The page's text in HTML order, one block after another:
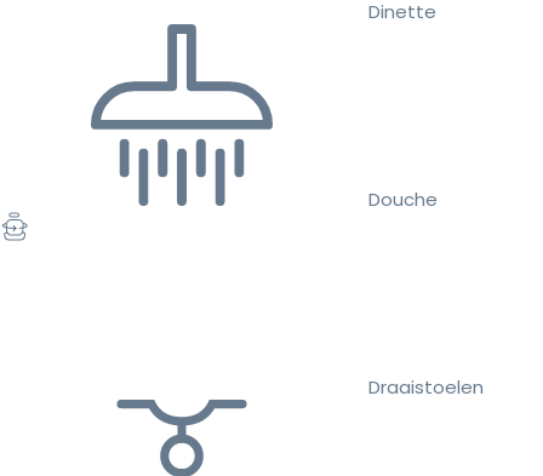
Dinette
Douche
Draaistoelen